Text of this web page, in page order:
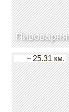
~ 25.31 км.